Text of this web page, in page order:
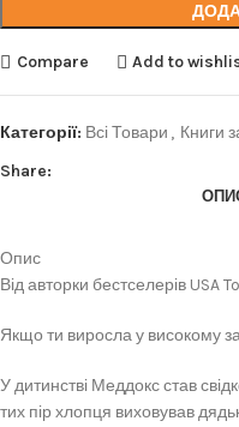
Compare Add to
Категорії: Всі Товари , Книги
Share:
Опис
Від авторки бестселерів USA
Якщо ти виросла у високому
У дитинстві Меддокс став
тих пір хлопця виховував